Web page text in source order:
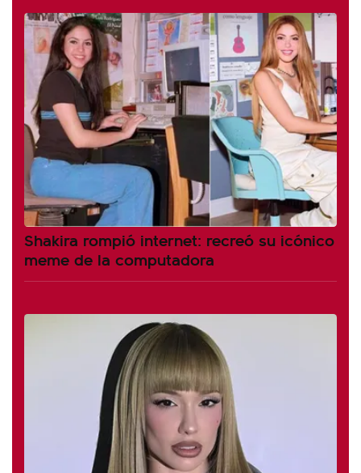
Shakira rompió internet: recreó su icónico
meme de la computadora